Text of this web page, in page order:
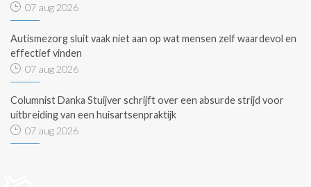
07 aug 2026
Autismezorg sluit vaak niet aan op wat mensen zelf waardevol en
effectief vinden
07 aug 2026
Columnist Danka Stuijver schrijft over een absurde strijd voor
uitbreiding van een huisartsenpraktijk
07 aug 2026